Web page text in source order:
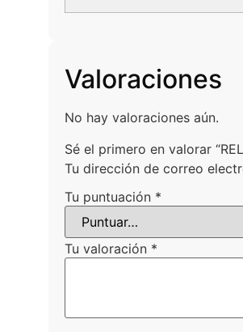
Valoraciones
No hay valoraciones aún.
Sé el primero en valorar
Tu dirección de correo
Tu puntuación *
Tu valoración *